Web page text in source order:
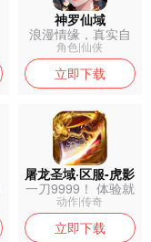
神罗仙域
浪漫情缘，真实自
由搭配，成就...
角色|仙侠
立即下载
屠龙圣域·区服-虎影
一刀9999！ 体验就
是爽！
动作|传奇
立即下载